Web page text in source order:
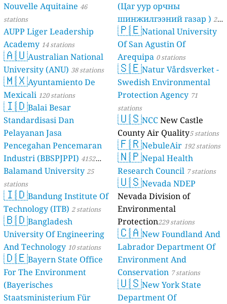
Nouvelle Aquitaine 46
stations
AUPP Liger Leadership
Academy 14 stations
🇦🇺Australian National
University (ANU) 38 stations
🇲🇽Ayuntamiento De
Mexicali 120 stations
🇮🇩Balai Besar
Standardisasi Dan
Pelayanan Jasa
Pencegahan Pencemaran
Industri (BBSPJPPI) 4152
stations
Balamand University25
stations
🇮🇩Bandung Institute Of
Technology (ITB) 2 stations
🇧🇩Bangladesh
University Of Engineering
And Technology 10 stations
🇩🇪Bayern State Office
For The Environment
(Bayerisches
Staatsministerium Für
(Цаг уур орчны
шинжилгээний газар ) 21
stations
🇵🇪National University
Of San Agustin Of
Arequipa 0 stations
🇸🇪Natur Vårdsverket -
Swedish Environmental
Protection Agency 71
stations
🇺🇸NCCNew Castle
County Air Quality5 stations
🇫🇷NebuleAir 192 stations
🇳🇵Nepal Health
Research Council 7 stations
🇺🇸Nevada NDEP
Nevada Division of
Environmental
Protection229 stations
🇨🇦New Foundland And
Labrador Department Of
Environment And
Conservation 7 stations
🇺🇸New York State
Department Of